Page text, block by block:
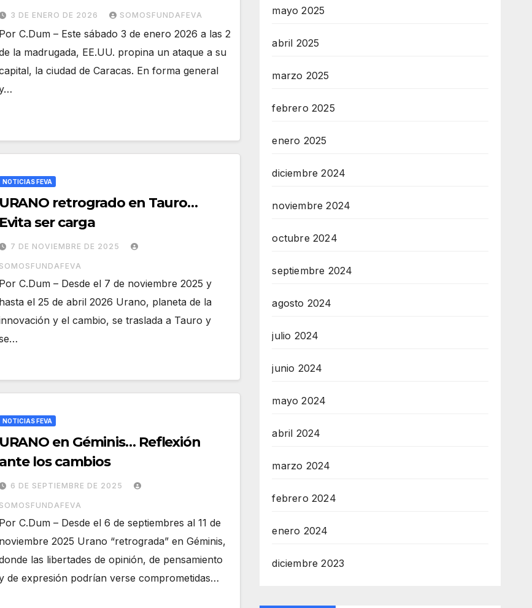
3 DE ENERO DE 2026 SOMOSFUNDAFEVA
Por C.Dum – Este sábado 3 de enero 2026 a las 2
la madrugada, EE.UU. propina un ataque a su
la ciudad de Caracas. En forma general
NOTICIAS FEVA
URANO retrogrado en Tauro…
Evita ser carga
7 DE NOVIEMBRE DE 2025
SOMOSFUNDAFEVA
Por C.Dum – Desde el 7 de noviembre 2025 y
hasta el 25 de abril 2026 Urano, planeta de la
y el cambio, se traslada a Tauro y
NOTICIAS FEVA
URANO en Géminis… Reflexión
ante los cambios
6 DE SEPTIEMBRE DE 2025
SOMOSFUNDAFEVA
Por C.Dum – Desde el 6 de septiembres al 11 de
noviembre 2025 Urano “retrograda” en Géminis,
las libertades de opinión, de pensamiento
de expresión podrían verse comprometidas…
mayo 2025
abril 2025
marzo 2025
febrero 2025
enero 2025
diciembre 2024
noviembre 2024
octubre 2024
septiembre 2024
agosto 2024
julio 2024
junio 2024
mayo 2024
abril 2024
marzo 2024
febrero 2024
enero 2024
diciembre 2023